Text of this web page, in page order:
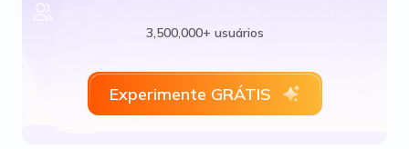
3,500,000+ usuários
Experimente GRÁTIS